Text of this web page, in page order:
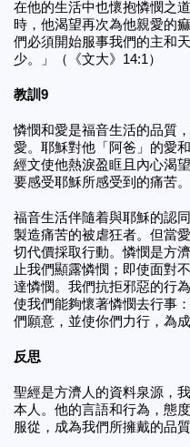
在他的生活中也懷抱憐憫之
時，他渴望再次為他親愛的
們必須開始服事我們的主和
少。」（《文大》14:1）
教訓9
憐憫和愛是福音生活的品質
愛。耶穌對他「阿爸」的愛
經文使他熱淚盈眶且內心渴
要感受耶穌所感受到的痛苦。
福音生活伴隨着與耶穌的認
製造痛苦的被虐狂者。但當
切代價採取行動。憐憫是方
止我們顯露憐憫；即使面對
達憐憫。我們抗拒邪惡的行
使我們能夠懷著憐憫去行事
們願意，並使你們力行，為
反思
聖經是方濟人的資料泉源，
本人。他的言語和行為，態
服從，成為我們所擁戴的品質